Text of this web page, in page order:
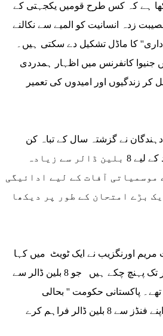
ہے کہ کس طرح قومیں یکجہتی کے
زدہ انسانیت کو المیے سے نکالنے
کا ماڈل تشکیل دے سکتی ہیں۔
جنیوا کانفرنس میں اظہار ہمدردی
زندگیوں اور امیدوں کی تعمیر
نے گزشتہ سال کے تباہ کن
سیلاب سے بحالی میں مدد کے لیے 8 بلین ڈالر سے زیادہ
موسمیاتی آفات کے لیے ادائیگی
بڑے امتحان کے طور پر دیکھا
مریم اورنگزیب نے ایک ٹویٹ میں کہا
گیا کہ وعدے 8.57 بلین ڈالر تک پہنچ چکے ہیں جو 8 بلین ڈالر سے
تھے۔ پاکستانی حکومت '' بحالی
پاکستان'' پروگرام کے لیے اپنے فنڈز سے 8 بلین ڈالر فراہم کرے